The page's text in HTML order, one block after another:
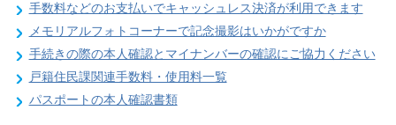
手数料などのお支払いでキャッシュレス決済が利用できます
メモリアルフォトコーナーで記念撮影はいかがですか
手続きの際の本人確認とマイナンバーの確認にご協力ください
戸籍住民課関連手数料・使用料一覧
パスポートの本人確認書類